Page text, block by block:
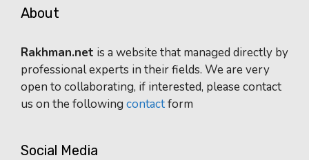
About
Rakhman.net is a website that managed directly by
professional experts in their fields. We are very
open to collaborating, if interested, please contact
us on the following contactform
Social Media